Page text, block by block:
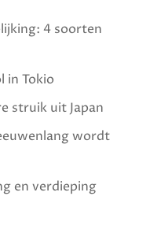
4 soorten
in Tokio
struik uit Japan
wordt
en verdieping